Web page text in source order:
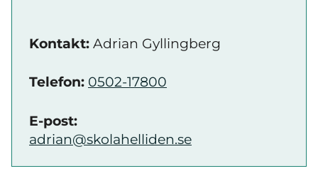
Kontakt: Adrian Gyllingberg
Telefon: 0502-17800
E-post:
adrian@skolahelliden.se